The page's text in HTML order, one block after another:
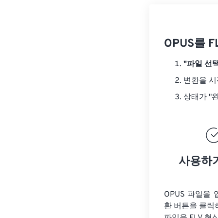
OPUS를
"파일 선
변환을
상태가 "
사용하
OPUS 파일을
환 버튼을 클